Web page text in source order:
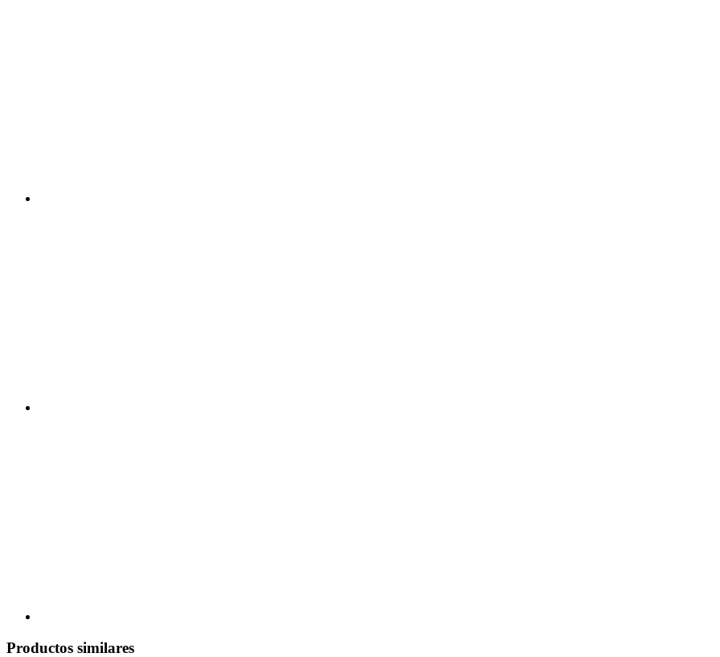
Productos similares